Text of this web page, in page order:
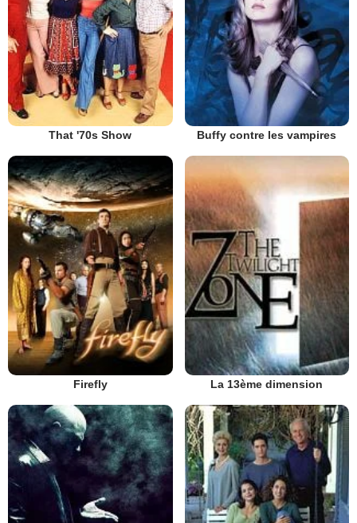
That '70s Show Buffy contre les vampires
Firefly La 13ème dimension